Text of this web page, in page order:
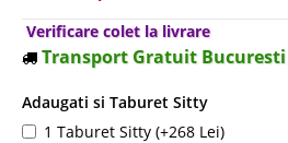
Verificare colet la livrare
Transport Gratuit Bucuresti
Adaugati si Taburet Sitty
1 Taburet Sitty (+268 Lei)